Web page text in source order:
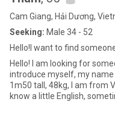
Cam Giang, Hải Dương,
Seeking: Male 34 - 52
Hello!I want to find
Hello! I am looking for
introduce myself, my name
1m50 tall, 48kg, I am from
know a little English,